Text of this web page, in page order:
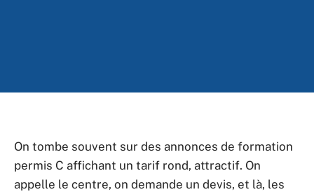
On tombe souvent sur des annonces de formation
permis C affichant un tarif rond, attractif. On
appelle le centre, on demande un devis, et là, les